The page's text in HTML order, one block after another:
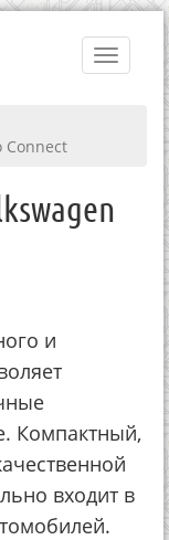
Toggle
Connect
и
Компактный,
входит в